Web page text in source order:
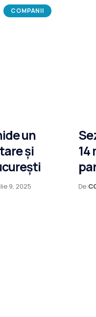
COMPANII
un
și
9, 2025
14
De: